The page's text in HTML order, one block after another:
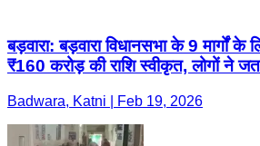
बड़वारा: बड़वारा विधानसभा के 9 मार्गों
₹160 करोड़ की राशि स्वीकृत, लोगों ने
Badwara, Katni | Feb 19, 2026